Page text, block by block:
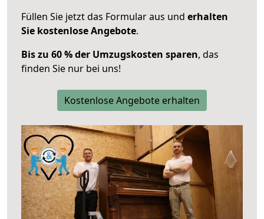
Füllen Sie jetzt das Formular aus und erhalten
Sie kostenlose Angebote.
Bis zu 60 % der Umzugskosten sparen, das
finden Sie nur bei uns!
Kostenlose Angebote erhalten